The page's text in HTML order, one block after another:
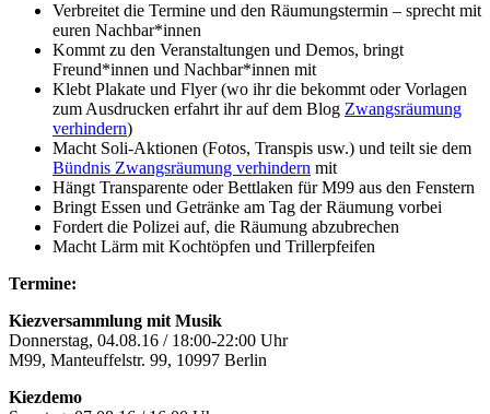
Verbreitet die Termine und den Räumungstermin – sprecht mit
euren Nachbar*innen
Kommt zu den Veranstaltungen und Demos, bringt
Freund*innen und Nachbar*innen mit
Klebt Plakate und Flyer (wo ihr die bekommt oder Vorlagen
zum Ausdrucken erfahrt ihr auf dem Blog Zwangsräumung
verhindern)
Macht Soli-Aktionen (Fotos, Transpis usw.) und teilt sie dem
Bündnis Zwangsräumung verhindern mit
Hängt Transparente oder Bettlaken für M99 aus den Fenstern
Bringt Essen und Getränke am Tag der Räumung vorbei
Fordert die Polizei auf, die Räumung abzubrechen
Macht Lärm mit Kochtöpfen und Trillerpfeifen
Termine:
Kiezversammlung mit Musik
Donnerstag, 04.08.16 / 18:00-22:00 Uhr
M99, Manteuffelstr. 99, 10997 Berlin
Kiezdemo